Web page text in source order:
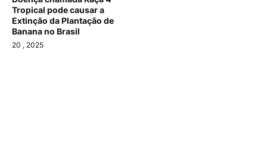
Tropical pode causar a
Extinção da Plantação de
Banana no Brasil
20 , 2025